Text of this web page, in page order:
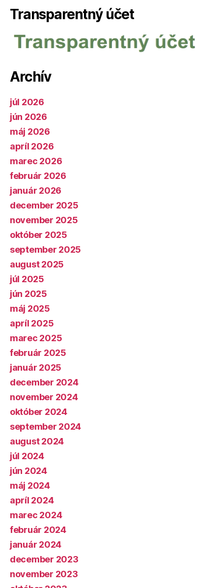
Transparentný účet
Archív
júl 2026
jún 2026
máj 2026
apríl 2026
marec 2026
február 2026
január 2026
december 2025
november 2025
október 2025
september 2025
august 2025
júl 2025
jún 2025
máj 2025
apríl 2025
marec 2025
február 2025
január 2025
december 2024
november 2024
október 2024
september 2024
august 2024
júl 2024
jún 2024
máj 2024
apríl 2024
marec 2024
február 2024
január 2024
december 2023
november 2023